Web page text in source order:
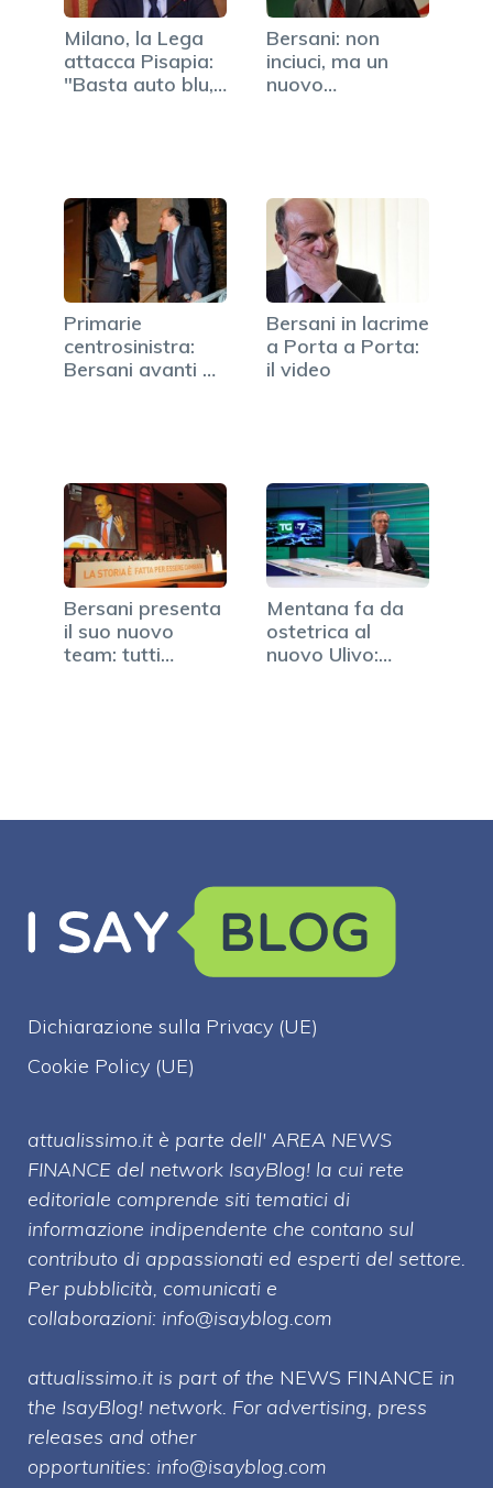
Milano, la Lega
attacca Pisapia:
"Basta auto blu,…
Bersani: non
inciuci, ma un
nuovo
Primarie
centrosinistra:
Bersani avanti di
Bersani in lacrime
a Porta a Porta:
il video
Bersani presenta
il suo nuovo
team: tutti
Mentana fa da
ostetrica al
nuovo Ulivo:
Dichiarazione sulla Privacy (UE)
Cookie Policy (UE)
attualissimo.it è parte dell' AREA NEWS
FINANCE del network IsayBlog! la cui rete
editoriale comprende siti tematici di
informazione indipendente che contano sul
contributo di appassionati ed esperti del settore.
Per pubblicità, comunicati e
collaborazioni: info@isayblog.com
attualissimo.it is part of the NEWS FINANCE in
the IsayBlog! network. For advertising, press
releases and other
opportunities: info@isayblog.com